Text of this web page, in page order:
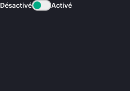
Désactivé Activé